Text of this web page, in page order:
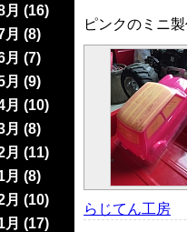
ピンクのミニ
らじてん工房
月 (16)
月 (8)
月 (7)
月 (9)
月 (10)
月 (8)
月 (11)
月 (8)
月 (10)
月 (17)